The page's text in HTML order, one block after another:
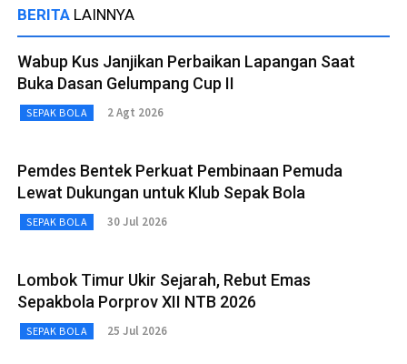
BERITA LAINNYA
Wabup Kus Janjikan Perbaikan Lapangan Saat
Buka Dasan Gelumpang Cup II
SEPAK BOLA 2 Agt 2026
Pemdes Bentek Perkuat Pembinaan Pemuda
Lewat Dukungan untuk Klub Sepak Bola
SEPAK BOLA 30 Jul 2026
Lombok Timur Ukir Sejarah, Rebut Emas
Sepakbola Porprov XII NTB 2026
SEPAK BOLA 25 Jul 2026